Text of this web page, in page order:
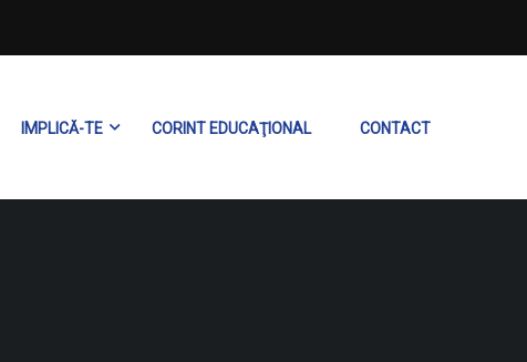
IMPLICĂ-TE CORINT EDUCAŢIONAL CONTACT